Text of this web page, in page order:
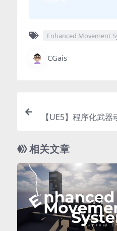
Enhanced Movement
CGais
【UE5】程序化武
相关文章